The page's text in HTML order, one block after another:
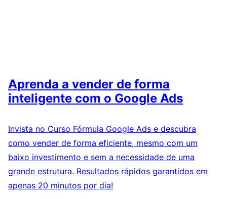
Aprenda a vender de forma
inteligente com o Google Ads
Invista no Curso Fórmula Google Ads e descubra
como vender de forma eficiente, mesmo com um
baixo investimento e sem a necessidade de uma
grande estrutura. Resultados rápidos garantidos em
apenas 20 minutos por dia!